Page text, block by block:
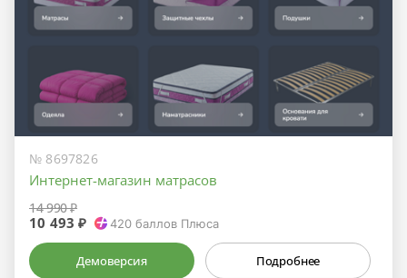
№ 8697826
Интернет-магазин матрасов
14 990 ₽
10 493 ₽ 420баллов Плюса
Демоверсия Подробнее